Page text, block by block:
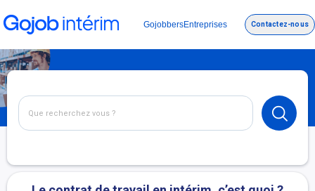
GojobbersEntreprises Contactez-nous